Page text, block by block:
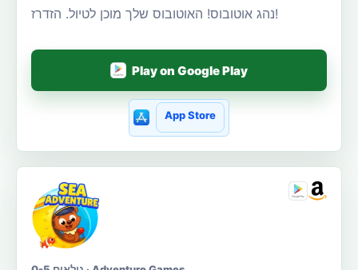
נהג אוטובוס! האוטובוס שלך מוכן לטיול. הזדרז!
Play on Google Play
App Store